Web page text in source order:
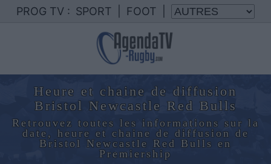
PROG TV : SPORT FOOT
Heure et chaine de diffusion
Bristol Newcastle Red Bulls
Retrouvez toutes les informations sur la
date, heure et chaine de diffusion de
Bristol Newcastle Red Bulls en
Premiership